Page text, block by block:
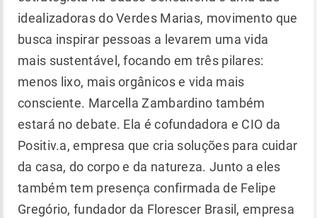
idealizadoras do Verdes Marias, movimento que
busca inspirar pessoas a levarem uma vida
mais sustentável, focando em três pilares:
menos lixo, mais orgânicos e vida mais
consciente. Marcella Zambardino também
estará no debate. Ela é cofundadora e CIO da
Positiv.a, empresa que cria soluções para cuidar
da casa, do corpo e da natureza. Junto a eles
também tem presença confirmada de Felipe
Gregório, fundador da Florescer Brasil, empresa